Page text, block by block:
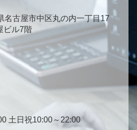
名古屋市中区丸の内一丁目17
ビル7階
土日祝10:00～22:00